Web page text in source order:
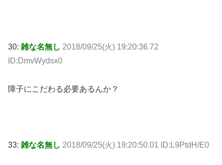
30: 雑な名無し 2018/09/25(火) 19:20:36.72
ID:DmvWydsx0
障子にこだわる必要あるんか？
33: 雑な名無し 2018/09/25(火) 19:20:50.01 ID:L9PtdH/E0